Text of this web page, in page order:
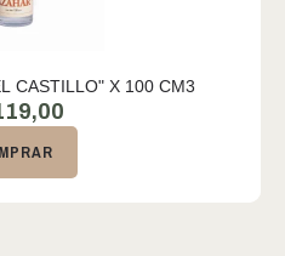
CASTILLO" X 100 CM3